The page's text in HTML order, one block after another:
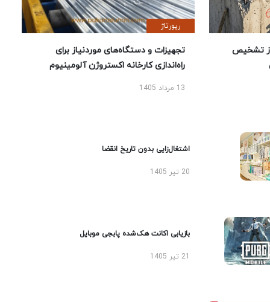
تشخیص
رپورتاژ
تجهیزات و دستگاه‌های موردنیاز برای
راه‌اندازی کارخانه اکستروژن آلومینیوم
13 مرداد 1405
اشتغال‌زایی بدون تاریخ انقضا
20 تیر 1405
بازیابی اکانت هک‌شده پابجی موبایل